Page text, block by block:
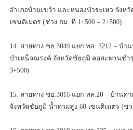
อำเภอบ้านเขว้า และหนองบัวระเหว จังห
เซนติเมตร (ช่วง กม. ที่ 1+500 – 2+500)
14. สายทาง ชย.3049 แยก ทล. 3212 – บ้า
บำเหน็จณรงค์ จังหวัดชัยภูมิ คอสะพานชำ
3+500)
15. สายทาง ชย.3016 แยก ทล.20 – บ้านค่
จังหวัดชัยภูมิ น้ำท่วมสูง 60 เซนติเมตร (ช่ว